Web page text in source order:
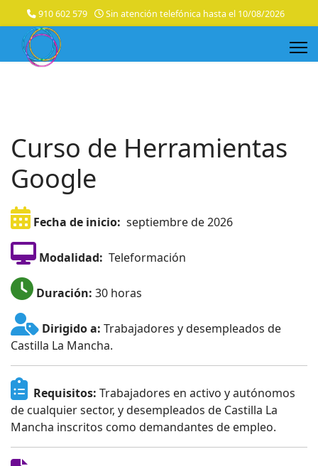
910 602 579 Sin atención telefónica hasta el 10/08/2026
Curso de Herramientas
Google
Fecha de inicio: septiembre de 2026
Modalidad: Teleformación
Duración: 30 horas
Dirigido a: Trabajadores y desempleados de
Castilla La Mancha.
Requisitos: Trabajadores en activo y autónomos
de cualquier sector, y desempleados de Castilla La
Mancha inscritos como demandantes de empleo.